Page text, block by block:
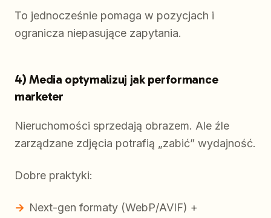
To jednocześnie pomaga w pozycjach i
ogranicza niepasujące zapytania.
4) Media optymalizuj jak performance
marketer
Nieruchomości sprzedają obrazem. Ale źle
zarządzane zdjęcia potrafią „zabić” wydajność.
Dobre praktyki:
Next-gen formaty (WebP/AVIF) +